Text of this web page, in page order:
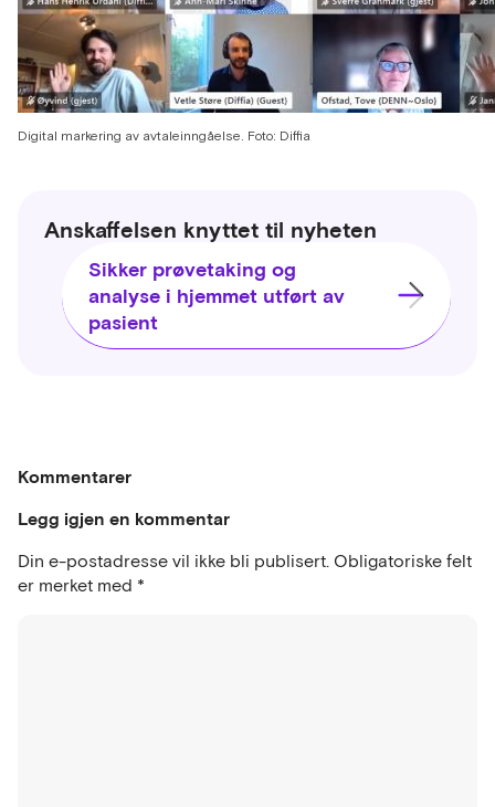
Digital markering av avtaleinngåelse. Foto: Diffia
Anskaffelsen knyttet til nyheten
Sikker prøvetaking og
analyse i hjemmet utført av
pasient
Kommentarer
Legg igjen en kommentar
Din e-postadresse vil ikke bli publisert. Obligatoriske felt
er merket med *